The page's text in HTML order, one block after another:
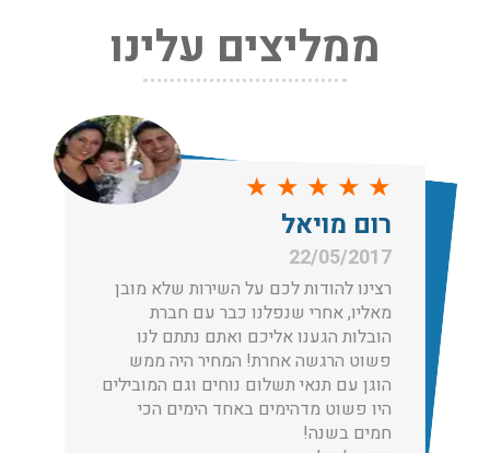
ממליצים עלינו
★
★
★
★
★
רום מויאל
22/05/2017
רצינו להודות לכם על השירות שלא מובן
מאליו, אחרי שנפלנו כבר עם חברת
הובלות הגענו אליכם ואתם נתתם לנו
פשוט הרגשה אחרת! המחיר היה ממש
הוגן עם תנאי תשלום נוחים וגם המובילים
היו פשוט מדהימים באחד הימים הכי
חמים בשנה!
שירותי אריזה:
שצריך! פורטל המובילים בישראל מציע לכם שירותי אריזה
ברמה הגבוהה ביותר, לקבלת הצעת מחיר כנסו עכשיו
עודכן לאחרונה: 31/05/2026, 15:42
הובלות בתל אביב:
עודכן לאחרונה: 30/03/2026, 12:23
הובלות מנוף בגבעת שמואל:
שירותי הובלה עם מנוף בגבעת שמואל לכל סוגי ההובלות